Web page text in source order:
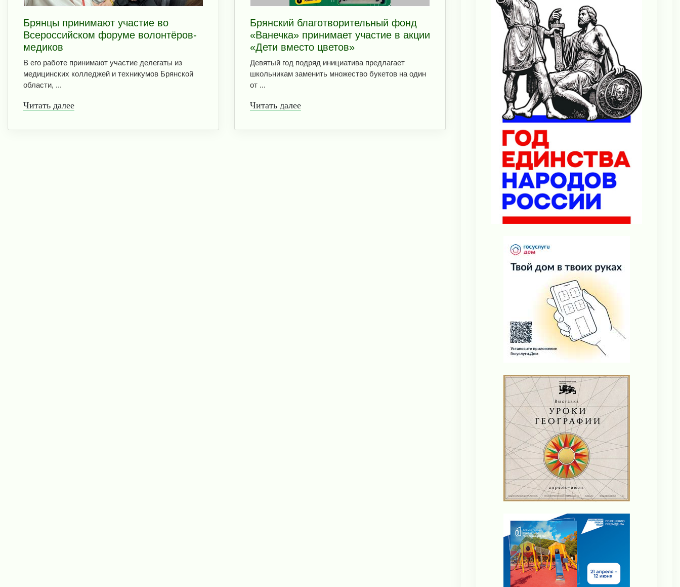
Брянцы принимают участие во
Всероссийском форуме волонтёров-
медиков
В его работе принимают участие делегаты из
медицинских колледжей и техникумов Брянской
области, ...
Читать далее
Брянский благотворительный фонд
«Ванечка» принимает участие в акции
«Дети вместо цветов»
Девятый год подряд инициатива предлагает
школьникам заменить множество букетов на один
от ...
Читать далее